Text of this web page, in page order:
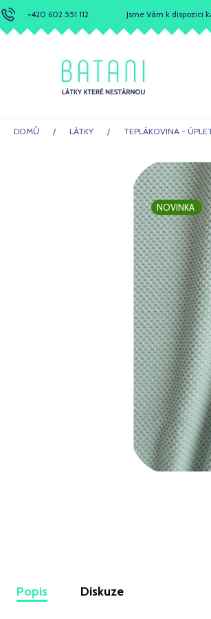
Přejít
na
obsah
+420 602 551 112 Jsme Vám k dispozici
DOMŮ LÁTKY TEPLÁKOVINA -
NOVINKA
Popis Diskuze
K
o
Zpět
obchodu
Zpět
obchodu
VISKÓZOVÝ ÚPLET DIGITÁLNÍ